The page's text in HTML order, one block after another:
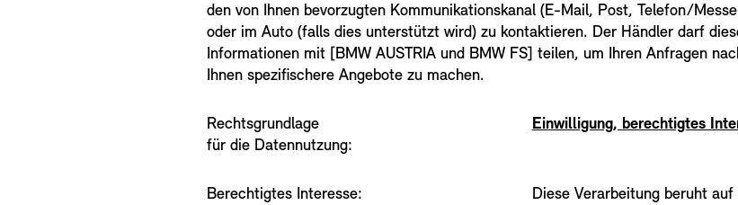
den von Ihnen bevorzugten Kommunikationskanal (E-Mail, Post, Telefon/
oder im Auto (falls dies unterstützt wird) zu kontaktieren. Der Händler darf
Informationen mit [BMW AUSTRIA und BMW FS] teilen, um Ihren Anfragen
Ihnen spezifischere Angebote zu machen.
Rechtsgrundlage
für die Datennutzung:
Einwilligung, berechtigtes
Berechtigtes Interesse:
Diese Verarbeitung beruht